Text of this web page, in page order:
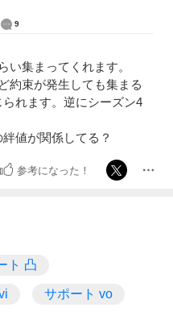
9
い集まってくれます。
約束が発生しても集まる
れます。逆にシーズン4
値が関係してる？
参考になった！
ト 凸
サポート vo